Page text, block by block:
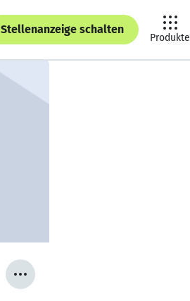
Stellenanzeige schalten
Produkte